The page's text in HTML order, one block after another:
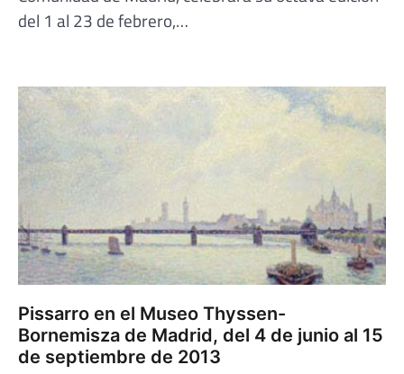
del 1 al 23 de febrero,…
Pissarro en el Museo Thyssen-
Bornemisza de Madrid, del 4 de junio al 15
de septiembre de 2013